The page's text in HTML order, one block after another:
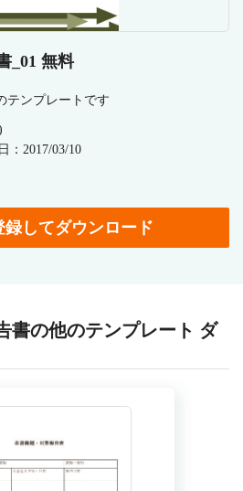
_01 無料
テンプレートです
：2017/03/10
録してダウンロード
書の他のテンプレート ダ